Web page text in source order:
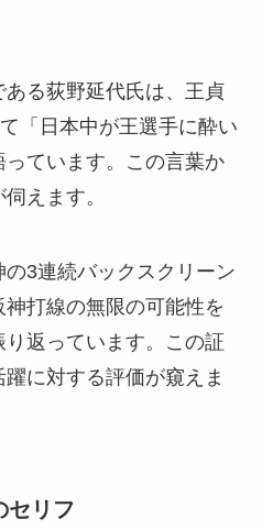
る荻野延代氏は、王貞
「日本中が王選手に酔い
っています。この言葉か
えます。
3連続バックスクリーン
打線の無限の可能性を
返っています。この証
に対する評価が窺えま
セリフ